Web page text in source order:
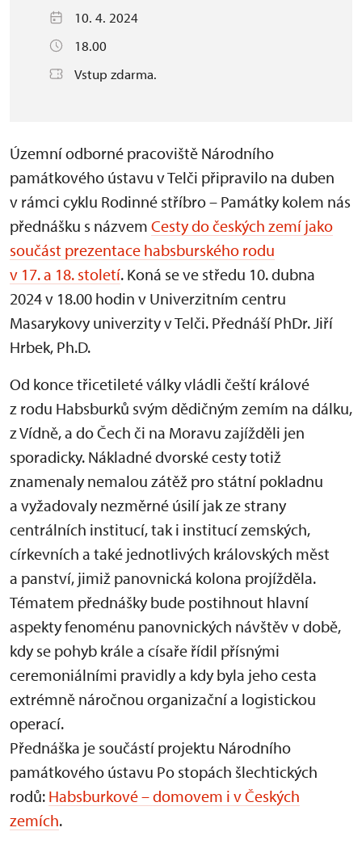
10. 4. 2024
18.00
Vstup zdarma.
Územní odborné pracoviště Národního
památkového ústavu v Telči připravilo na duben
v rámci cyklu Rodinné stříbro – Památky kolem nás
přednášku s názvem Cesty do českých zemí jako
součást prezentace habsburského rodu
v 17. a 18. století. Koná se ve středu 10. dubna
2024 v 18.00 hodin v Univerzitním centru
Masarykovy univerzity v Telči. Přednáší PhDr. Jiří
Hrbek, Ph.D.
Od konce třicetileté války vládli čeští králové
z rodu Habsburků svým dědičným zemím na dálku,
z Vídně, a do Čech či na Moravu zajížděli jen
sporadicky. Nákladné dvorské cesty totiž
znamenaly nemalou zátěž pro státní pokladnu
a vyžadovaly nezměrné úsilí jak ze strany
centrálních institucí, tak i institucí zemských,
církevních a také jednotlivých královských měst
a panství, jimiž panovnická kolona projížděla.
Tématem přednášky bude postihnout hlavní
aspekty fenoménu panovnických návštěv v době,
kdy se pohyb krále a císaře řídil přísnými
ceremoniálními pravidly a kdy byla jeho cesta
extrémně náročnou organizační a logistickou
operací.
Přednáška je součástí projektu Národního
památkového ústavu Po stopách šlechtických
rodů: Habsburkové – domovem i v Českých
zemích.